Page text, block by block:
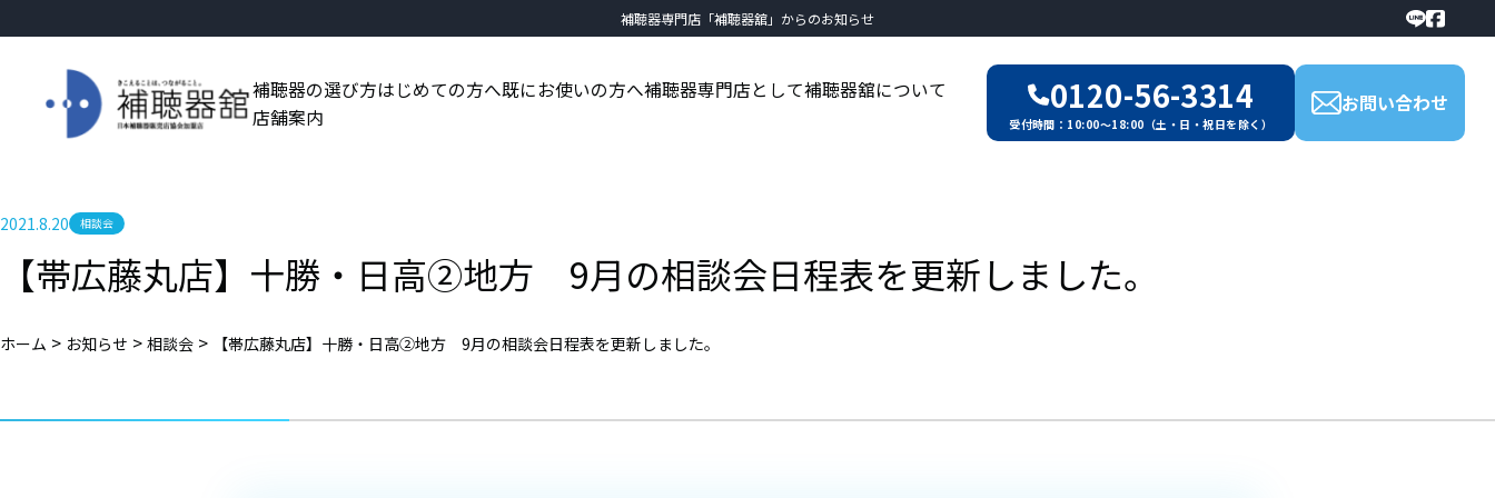
補聴器専門店「補聴器舘」からのお知らせ
補聴器の選び方はじめての方へ既にお使いの方へ補聴器専門店として補聴器舘について
店舗案内
0120-56-3314
受付時間：10:00～18:00（土・日・祝日を除く）
お問い合わせ
2021.8.20 相談会
【帯広藤丸店】十勝・日高②地方 9月の相談会日程表を更新しました。
ホーム > お知らせ > 相談会 > 【帯広藤丸店】十勝・日高②地方 9月の相談会日程表を更新しました。